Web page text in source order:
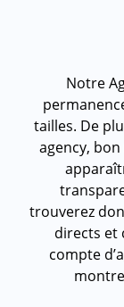
Notre
tailles. De
agency,
trouverez
directs et
compte